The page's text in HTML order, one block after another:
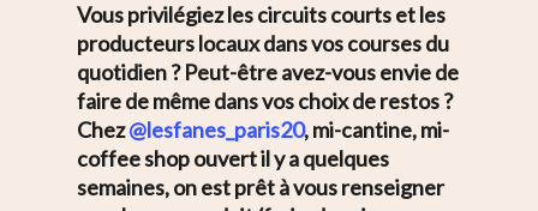
Vous privilégiez les circuits courts et les
producteurs locaux dans vos courses du
quotidien ? Peut-être avez-vous envie de
faire de même dans vos choix de restos ?
Chez@lesfanes_paris20, mi-cantine, mi-
coffee shop ouvert il y a quelques
semaines, on est prêt à vous renseigner